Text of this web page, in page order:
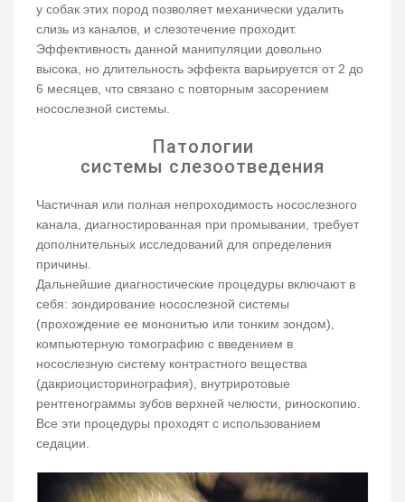
у собак этих пород позволяет механически удалить
слизь из каналов, и слезотечение проходит.
Эффективность данной манипуляции довольно
высока, но длительность эффекта варьируется от 2 до
6 месяцев, что связано с повторным засорением
носослезной системы.
Патологии
системы слезоотведения
Частичная или полная непроходимость носослезного
канала, диагностированная при промывании, требует
дополнительных исследований для определения
причины.
Дальнейшие диагностические процедуры включают в
себя: зондирование носослезной системы
(прохождение ее мононитью или тонким зондом),
компьютерную томографию с введением в
носослезную систему контрастного вещества
(дакриоцисторинография), внутриротовые
рентгенограммы зубов верхней челюсти, риноскопию.
Все эти процедуры проходят с использованием
седации.